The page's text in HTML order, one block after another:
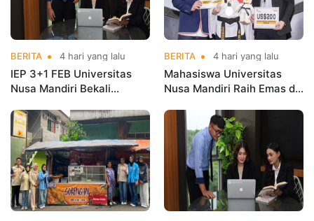
BERITA 4 hari yang lalu
IEP 3+1 FEB Universitas
Nusa Mandiri Bekali
Kerja Sebelum Lulus
BERITA 4 hari yang lalu
Mahasiswa Universitas
Nusa Mandiri Raih Emas di
Indonesia Open
Championships 2026